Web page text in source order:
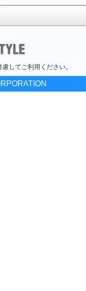
してご利用ください。